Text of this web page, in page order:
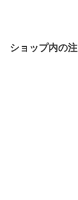
ショップ内の